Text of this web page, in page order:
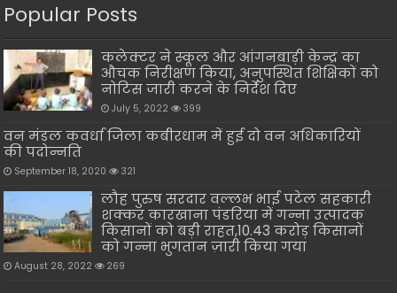
Popular Posts
कलेक्टर ने स्कूल और आंगनबाड़ी केन्द्र का
औचक निरीक्षण किया, अनुपस्थित शिक्षिकों को
नोटिस जारी करने के निर्देश दिए
July 5, 2022 399
वन मंडल कवर्धा जिला कबीरधाम में हुई दो वन अधिकारियों
की पदोन्नति
September 18, 2020 321
लौह पुरुष सरदार वल्लभ भाई पटेल सहकारी
शक्कर कारखाना पंडरिया में गन्ना उत्पादक
किसानों को बड़ी राहत,10.43 करोड़ किसानों
को गन्ना भुगतान ज़ारी किया गया
August 28, 2022 269